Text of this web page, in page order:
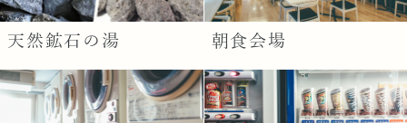
天然鉱石の湯 朝食会場